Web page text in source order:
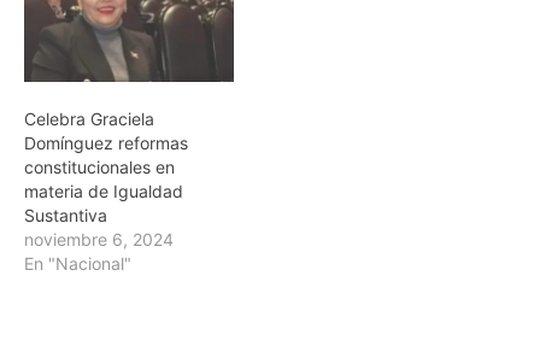
Celebra Graciela
Domínguez reformas
constitucionales en
materia de Igualdad
Sustantiva
noviembre 6, 2024
En "Nacional"